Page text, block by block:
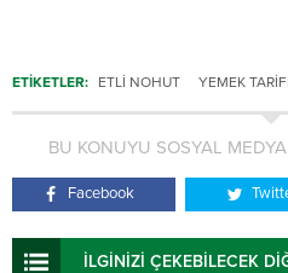
ETİKETLER: ETLI NOHUT YEMEK
BU KONUYU SOSYAL
Facebook
İLGİNİZİ ÇEKEBİLECEK